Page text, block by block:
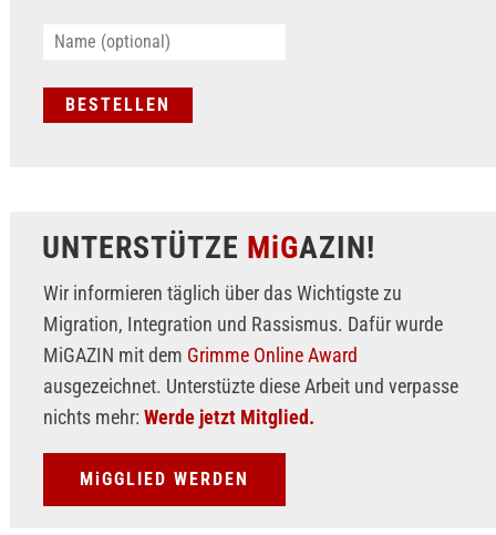
UNTERSTÜTZE MiGAZIN!
Wir informieren täglich über das Wichtigste zu
Migration, Integration und Rassismus. Dafür wurde
MiGAZIN mit dem Grimme Online Award
ausgezeichnet. Unterstüzte diese Arbeit und verpasse
nichts mehr: Werde jetzt Mitglied.
MiGGLIED WERDEN